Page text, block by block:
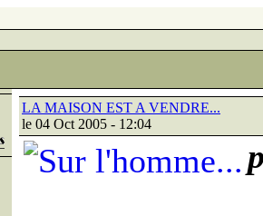
LA MAISON EST A VENDRE...
le 04 Oct 2005 - 12:04